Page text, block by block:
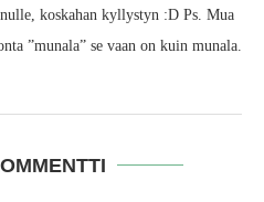
koskahan kyllystyn :D Ps. Mua
”munala” se vaan on kuin munala.